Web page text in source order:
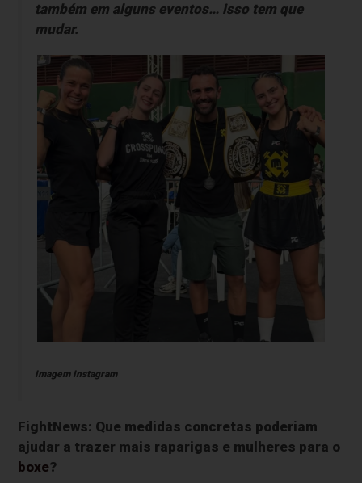
também em alguns eventos… isso tem que
mudar.
Imagem Instagram
FightNews: Que medidas concretas poderiam
ajudar a trazer mais raparigas e mulheres para o
boxe?